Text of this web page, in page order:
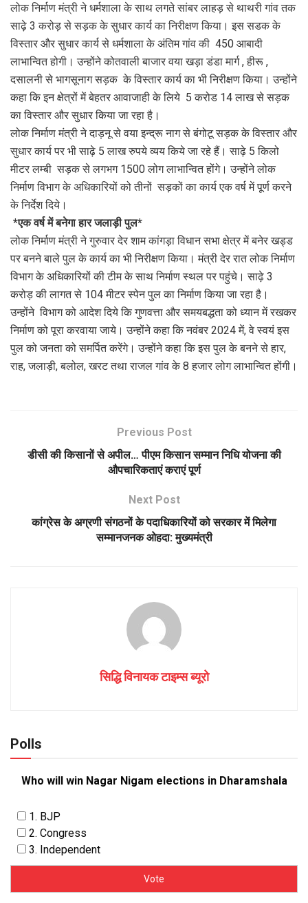
लोक निर्माण मंत्री ने धर्मशाला के साथ लगते सांबर लाहड़ से थाथरी गांव तक
साढ़े 3 करोड़ से सड़क के सुधार कार्य का निरीक्षण किया। इस सडक के
विस्तार और सुधार कार्य से धर्मशाला के अंतिम गांव की 450 आबादी
लाभान्वित होगी। उन्होंने कोतवाली बाजार वया खड़ा डंडा मार्ग , हीरू ,
दसालनी से भागसूनाग सड़क के विस्तार कार्य का भी निरीक्षण किया। उन्होंने
कहा कि इन क्षेत्रों में बेहतर आवाजाही के लिये 5 करोड 14 लाख से सड़क
का विस्तार और सुधार किया जा रहा है।
लोक निर्माण मंत्री ने दाड़नू से वया इन्द्रू नाग से बंगोटू सड़क के विस्तार और
सुधार कार्य पर भी साढ़े 5 लाख रुपये व्यय किये जा रहे हैं। साढ़े 5 किलो
मीटर लम्बी सड़क से लगभग 1500 लोग लाभान्वित होंगे। उन्होंने लोक
निर्माण विभाग के अधिकारियों को तीनों सड़कों का कार्य एक वर्ष में पूर्ण करने
के निर्देश दिये।
*एक वर्ष में बनेगा हार जलाड़ी पुल*
लोक निर्माण मंत्री ने गुरुवार देर शाम कांगड़ा विधान सभा क्षेत्र में बनेर खड्ड
पर बनने बाले पुल के कार्य का भी निरीक्षण किया। मंत्री देर रात लोक निर्माण
विभाग के अधिकारियों की टीम के साथ निर्माण स्थल पर पहुंचे। साढ़े 3
करोड़ की लागत से 104 मीटर स्पेन पुल का निर्माण किया जा रहा है।
उन्होंने विभाग को आदेश दिये कि गुणवत्ता और समयबद्धता को ध्यान में रखकर
निर्माण को पूरा करवाया जाये। उन्होंने कहा कि नवंबर 2024 में, वे स्वयं इस
पुल को जनता को समर्पित करेंगे। उन्होंने कहा कि इस पुल के बनने से हार,
राह, जलाड़ी, बलोल, खरट तथा राजल गांव के 8 हजार लोग लाभान्वित होंगी।
Previous Post
डीसी की किसानों से अपील… पीएम किसान सम्मान निधि योजना की
औपचारिकताएं कराएं पूर्ण
Next Post
कांग्रेस के अग्रणी संगठनों के पदाधिकारियों को सरकार में मिलेगा
सम्‍मानजनक ओहदा: मुख्‍यमंत्री
सिद्धि विनायक टाइम्स ब्यूरो
Polls
Who will win Nagar Nigam elections in Dharamshala
1. BJP
2. Congress
3. Independent